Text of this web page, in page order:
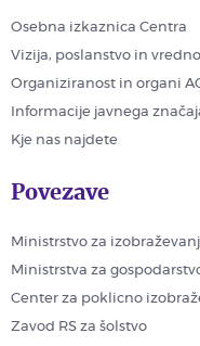
Osebna izkaznica Centra
Vizija, poslanstvo in
Organiziranost in organi
Informacije javnega
Kje nas najdete
Povezave
Ministrstvo za
Ministrstva za
Center za poklicno
Zavod RS za šolstvo